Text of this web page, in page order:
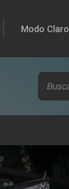
Modo Claro